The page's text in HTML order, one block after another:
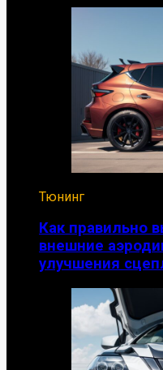
Тюнинг
Как правильно
внешние
улучшения